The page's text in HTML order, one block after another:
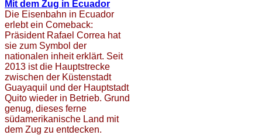
Mit dem Zug in Ecuador
Die Eisenbahn in Ecuador
erlebt ein Comeback:
Präsident Rafael Correa hat
sie zum Symbol der
nationalen inheit erklärt. Seit
2013 ist die Hauptstrecke
zwischen der Küstenstadt
Guayaquil und der Hauptstadt
Quito wieder in Betrieb. Grund
genug, dieses ferne
südamerikanische Land mit
dem Zug zu entdecken.